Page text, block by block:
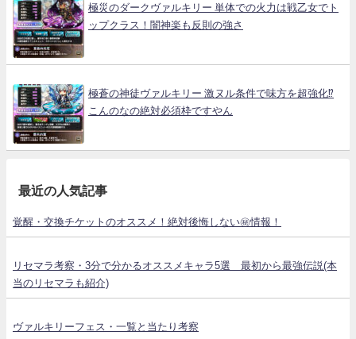
極災のダークヴァルキリー 単体での火力は戦乙女でト
ップクラス！闇神楽も反則の強さ
極蒼の神徒ヴァルキリー 激ヌル条件で味方を超強化⁉
こんのなの絶対必須枠ですやん
最近の人気記事
覚醒・交換チケットのオススメ！絶対後悔しない㊙情報！
リセマラ考察・3分で分かるオススメキャラ5選 最初から最強伝説(本
当のリセマラも紹介)
ヴァルキリーフェス・一覧と当たり考察